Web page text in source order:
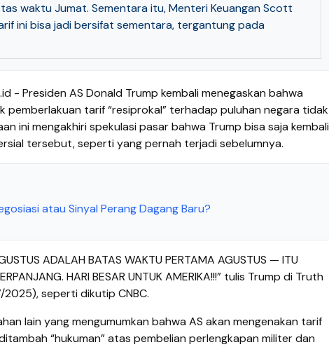
waktu Jumat. Sementara itu, Menteri Keuangan Scott
ini bisa jadi bersifat sementara, tergantung pada
- Presiden AS Donald Trump kembali menegaskan bahwa
pemberlakuan tarif “resiprokal” terhadap puluhan negara tidak
ini mengakhiri spekulasi pasar bahwa Trump bisa saja kembali
tersebut, seperti yang pernah terjadi sebelumnya.
atau Sinyal Perang Dagang Baru?
ADALAH BATAS WAKTU PERTAMA AGUSTUS — ITU
HARI BESAR UNTUK AMERIKA!!!” tulis Trump di Truth
seperti dikutip CNBC.
lain yang mengumumkan bahwa AS akan mengenakan tarif
“hukuman” atas pembelian perlengkapan militer dan